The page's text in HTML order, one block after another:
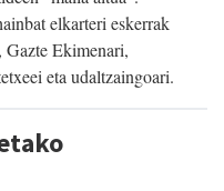
elkarteri eskerrak
Gazte Ekimenari,
eta udaltzaingoari.